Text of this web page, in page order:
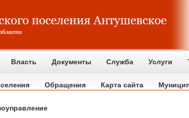
Власть Документы Служба Услуги
Обращения Карта сайта